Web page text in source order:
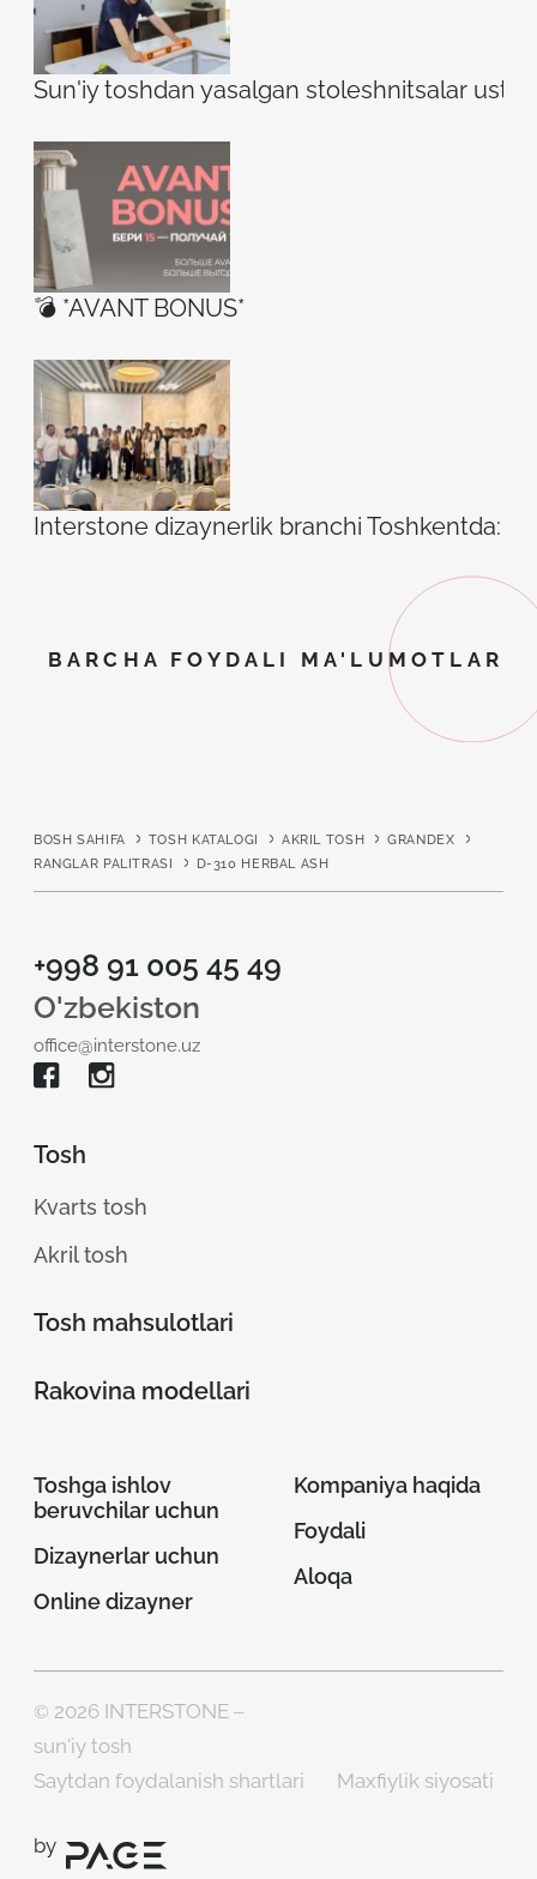
Sun'iy toshdan yasalgan stoleshnitsalar
💣 *AVANT BONUS*
Interstone dizaynerlik branchi Toshkentda:
BARCHA FOYDALI MA'LUMOTLAR
BOSH SAHIFA TOSH KATALOGI AKRIL TOSH
GRANDEX
RANGLAR PALITRASI
D-310 HERBAL ASH
+998 91 005 45 49
O'zbekiston
office@interstone.uz
Tosh
Kvarts tosh
Akril tosh
Tosh mahsulotlari
Rakovina modellari
Toshga ishlov
beruvchilar uchun
Dizaynerlar uchun
Online dizayner
Kompaniya haqida
Foydali
Aloqa
© 2026 INTERSTONE –
sun'iy tosh
Saytdan foydalanish shartlari
Maxfiylik siyosati
by